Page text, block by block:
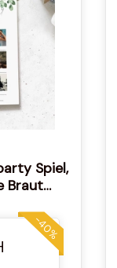
Spiel,
Braut
-40%